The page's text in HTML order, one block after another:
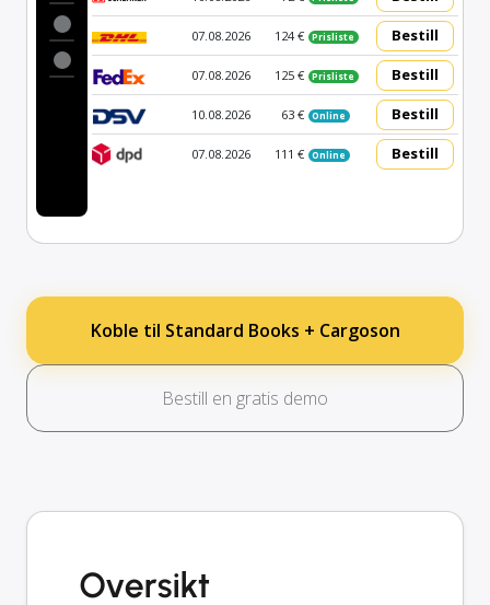
07.08.2026 124 € Prisliste Bestill
07.08.2026 125 € Prisliste Bestill
10.08.2026 63 € Online Bestill
07.08.2026 111 € Online Bestill
Koble til Standard Books + Cargoson
Bestill en gratis demo
Oversikt